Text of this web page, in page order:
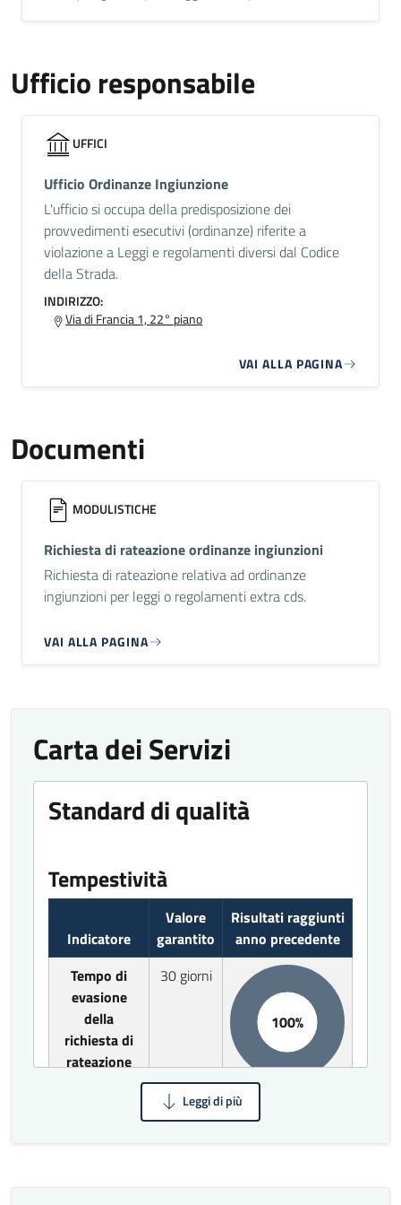
Ufficio responsabile
UFFICI
Ufficio Ordinanze Ingiunzione
L'ufficio si occupa della predisposizione dei
provvedimenti esecutivi (ordinanze) riferite a
violazione a Leggi e regolamenti diversi dal Codice
della Strada.
INDIRIZZO:
Via di Francia 1, 22° piano
VAI ALLA PAGINA
Documenti
MODULISTICHE
Richiesta di rateazione ordinanze ingiunzioni
Richiesta di rateazione relativa ad ordinanze
ingiunzioni per leggi o regolamenti extra cds.
VAI ALLA PAGINA
Carta dei Servizi
Standard di qualità
Tempestività
Indicatore
Valore
garantito
Risultati raggiunti
anno precedente
Tempo di
evasione
della
richiesta di
rateazione
30 giorni
100%
Risultati monitoraggio
standard qualità